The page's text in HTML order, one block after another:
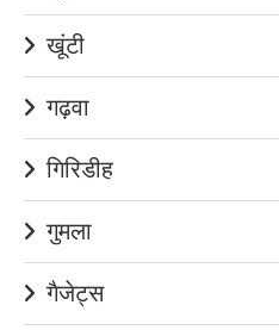
खूंटी
गढ़वा
गिरिडीह
गुमला
गैजेट्स